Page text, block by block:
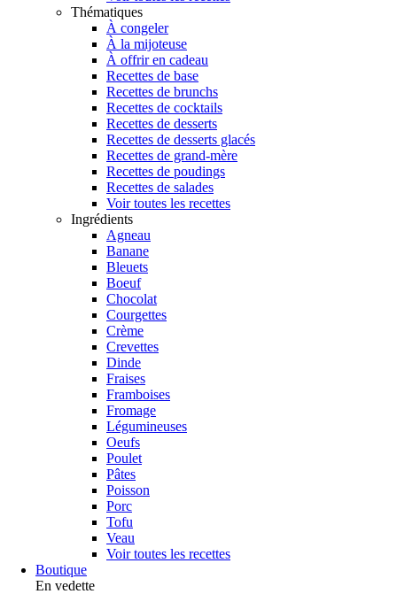
Thématiques
À congeler
À la mijoteuse
À offrir en cadeau
Recettes de base
Recettes de brunchs
Recettes de cocktails
Recettes de desserts
Recettes de desserts glacés
Recettes de grand-mère
Recettes de poudings
Recettes de salades
Voir toutes les recettes
Ingrédients
Agneau
Banane
Bleuets
Boeuf
Chocolat
Courgettes
Crème
Crevettes
Dinde
Fraises
Framboises
Fromage
Légumineuses
Oeufs
Poulet
Pâtes
Poisson
Porc
Tofu
Veau
Voir toutes les recettes
Boutique
En vedette